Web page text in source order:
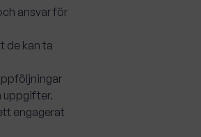
ansvar för
de kan ta
uppgifter.
engagerat